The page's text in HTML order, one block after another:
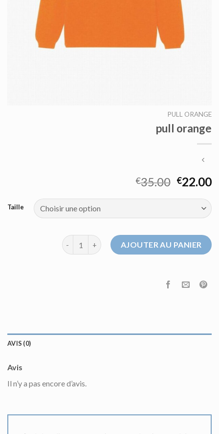
PULL ORANGE
pull orange
€35.00 €22.00
Taille
quantité de pull orangeAJOUTER AU PANIER
AVIS (0)
Avis
Il n’y a pas encore d’avis.